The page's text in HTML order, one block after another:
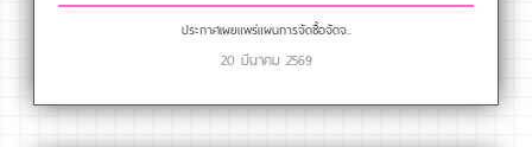
ประกาศเผยแพร่แผนการจัดซื้อจัดจ..
20 มีนาคม 2569